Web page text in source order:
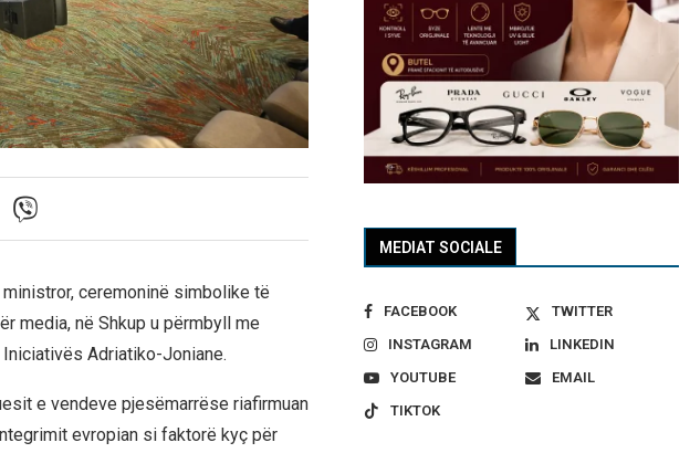
ceremoninë simbolike të
media, në Shkup u përmbyll me
Adriatiko-Joniane.
e vendeve pjesëmarrëse riafirmuan
evropian si faktorë kyç për
MEDIAT SOCIALE
FACEBOOK
TWITTER
INSTAGRAM
LINKEDIN
YOUTUBE
EMAIL
TIKTOK